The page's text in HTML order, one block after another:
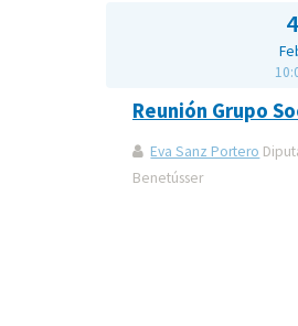
4
Reunión Grupo
Eva Sanz Portero
Benetússer